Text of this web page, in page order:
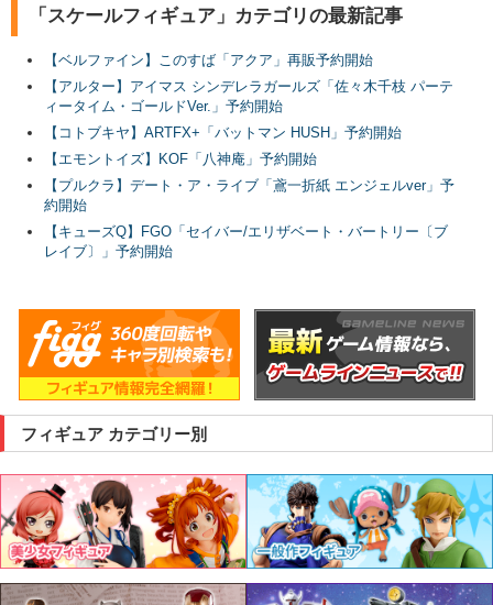
「スケールフィギュア」カテゴリの最新記事
【ベルファイン】このすば「アクア」再販予約開始
【アルター】アイマス シンデレラガールズ「佐々木千枝 パーテ
ィータイム・ゴールドVer.」予約開始
【コトブキヤ】ARTFX+「バットマン HUSH」予約開始
【エモントイズ】KOF「八神庵」予約開始
【プルクラ】デート・ア・ライブ「鳶一折紙 エンジェルver」予
約開始
【キューズQ】FGO「セイバー/エリザベート・バートリー〔ブ
レイブ〕」予約開始
フィギュア カテゴリー別